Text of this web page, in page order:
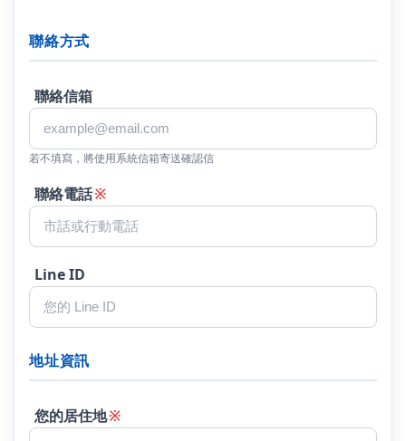
聯絡方式
聯絡信箱
若不填寫，將使用系統信箱寄送確認信
聯絡電話※
Line ID
地址資訊
您的居住地※